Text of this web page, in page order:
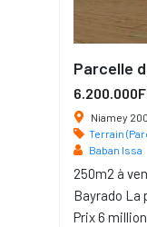
Parcelle
Niamey
Terrain
Baban Issa
250m2 à
Bayrado La
Prix 6